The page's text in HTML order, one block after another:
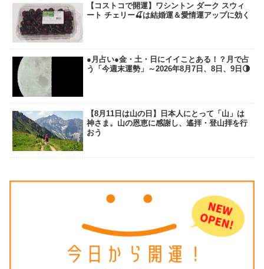
【コストコで開運】ワシントン ダーク スウィ
ート チェリー🍒は結婚運＆愛情運アップに効く
●月占い●金・土・日にイイことある！？月で占
う「今週末運勢」～2026年8月7日、8日、9日🌗
【8月11日は山の日】日本人にとって「山」は
神さま。山の恩恵に感謝し、遙拝・登山拝を行
おう